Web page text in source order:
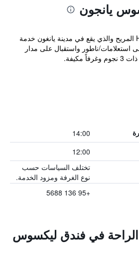
يانجون
يوفر Hotel Lexus Yangon المريح والذي يقع في مدينة يانغون خدمة
استعلامات/ناطور واستقبال على مدار
14:00
12:00
تختلف السياسات حسب
نوع الغرفة ومزود الخدمة.
+95 136 5688
الراحة في فندق ليكسوس